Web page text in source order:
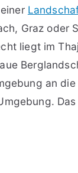
Graz oder
liegt im
an